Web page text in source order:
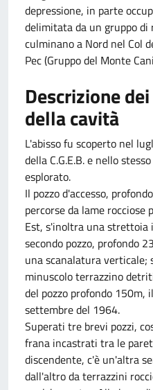
depressione, in parte
delimitata da un gruppo
culminano a Nord nel Col
Pec (Gruppo del Monte
Descrizione
della cavità
L'abisso fu scoperto nel
della C.G.E.B. e nello
esplorato.
Il pozzo d'accesso,
percorse da lame rocciose
Est, s'inoltra una
secondo pozzo, profondo
una scanalatura
minuscolo terrazzino
del pozzo profondo
settembre del 1964.
Superati tre brevi pozzi,
frana incastrati tra le
discendente, c'è un'altra
dall'altro da terrazzini